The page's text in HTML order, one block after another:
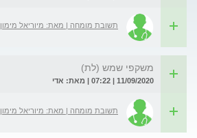
תשובת מומחה | מאת: מיוריאל מימון
משקפי שמש (לת)
11/09/2020 | 07:22 | מאת: אדי
תשובת מומחה | מאת: מיוריאל מימון